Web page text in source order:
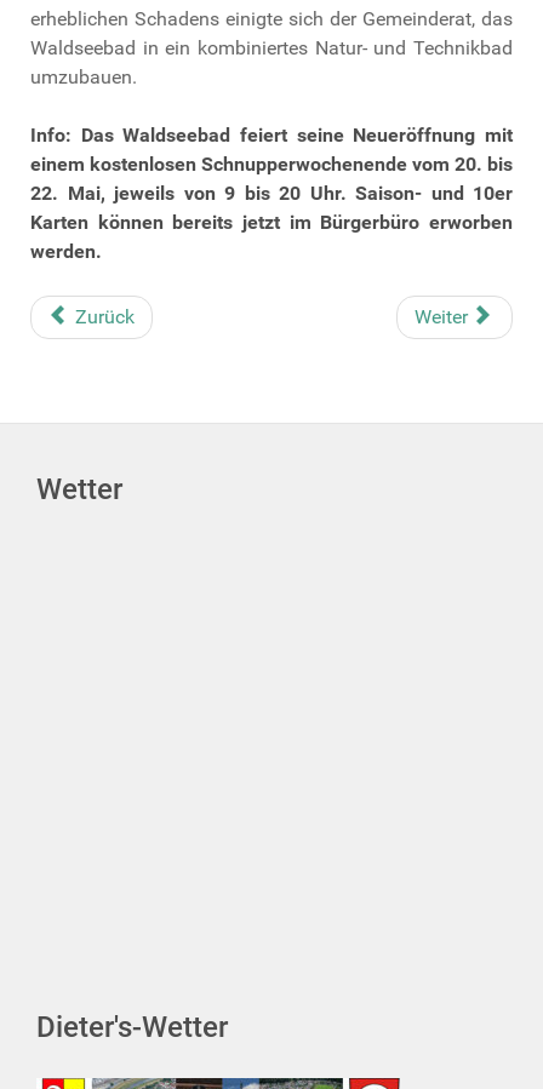
erheblichen Schadens einigte sich der Gemeinderat, das
Waldseebad in ein kombiniertes Natur- und Technikbad
umzubauen.
Info: Das Waldseebad feiert seine Neueröffnung mit
einem kostenlosen Schnupperwochenende vom 20. bis
22. Mai, jeweils von 9 bis 20 Uhr. Saison- und 10er
Karten können bereits jetzt im Bürgerbüro erworben
werden.
Zurück Weiter
Wetter
Dieter's-Wetter